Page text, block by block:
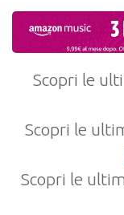
Scopri le
Scopri le
Scopri le